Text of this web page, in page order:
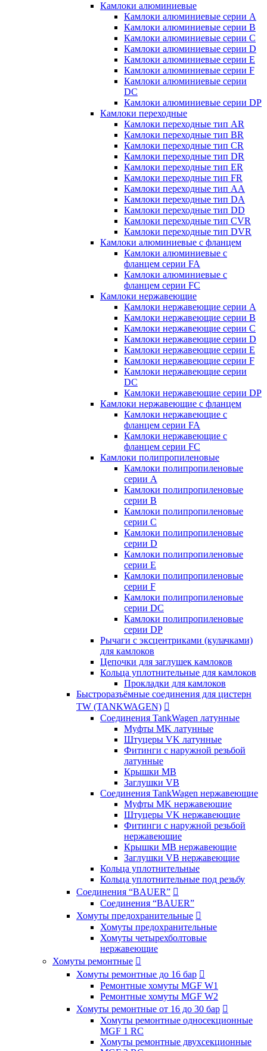
Камлоки алюминиевые
Камлоки алюминиевые серии А
Камлоки алюминиевые серии B
Камлоки алюминиевые серии C
Камлоки алюминиевые серии D
Камлоки алюминиевые серии E
Камлоки алюминиевые серии F
Камлоки алюминиевые серии
DC
Камлоки алюминиевые серии DP
Камлоки переходные
Камлоки переходные тип AR
Камлоки переходные тип BR
Камлоки переходные тип CR
Камлоки переходные тип DR
Камлоки переходные тип ER
Камлоки переходные тип FR
Камлоки переходные тип AA
Камлоки переходные тип DA
Камлоки переходные тип DD
Камлоки переходные тип CVR
Камлоки переходные тип DVR
Камлоки алюминиевые с фланцем
Камлоки алюминиевые с
фланцем серии FA
Камлоки алюминиевые с
фланцем серии FC
Камлоки нержавеющие
Камлоки нержавеющие серии А
Камлоки нержавеющие серии В
Камлоки нержавеющие серии C
Камлоки нержавеющие серии D
Камлоки нержавеющие серии E
Камлоки нержавеющие серии F
Камлоки нержавеющие серии
DC
Камлоки нержавеющие серии DP
Камлоки нержавеющие с фланцем
Камлоки нержавеющие с
фланцем серии FA
Камлоки нержавеющие с
фланцем серии FC
Камлоки полипропиленовые
Камлоки полипропиленовые
серии А
Камлоки полипропиленовые
серии B
Камлоки полипропиленовые
серии C
Камлоки полипропиленовые
серии D
Камлоки полипропиленовые
серии Е
Камлоки полипропиленовые
серии F
Камлоки полипропиленовые
серии DC
Камлоки полипропиленовые
серии DP
Рычаги с эксцентриками (кулачками)
для камлоков
Цепочки для заглушек камлоков
Кольца уплотнительные для камлоков
Прокладки для камлоков
Быстроразъёмные соединения для цистерн
TW (TANKWAGEN) 
Соединения TankWagen латунные
Муфты MK латунные
Штуцеры VK латунные
Фитинги с наружной резьбой
латунные
Крышки MB
Заглушки VB
Соединения TankWagen нержавеющие
Муфты MK нержавеющие
Штуцеры VK нержавеющие
Фитинги с наружной резьбой
нержавеющие
Крышки MB нержавеющие
Заглушки VB нержавеющие
Кольца уплотнительные
Кольца уплотнительные под резьбу
Соединения “BAUER” 
Соединения “BAUER”
Хомуты предохранительные 
Хомуты предохранительные
Хомуты четырехболтовые
нержавеющие
Хомуты ремонтные 
Хомуты ремонтные до 16 бар 
Ремонтные хомуты MGF W1
Ремонтные хомуты MGF W2
Хомуты ремонтные от 16 до 30 бар 
Хомуты ремонтные односекционные
MGF 1 RC
Хомуты ремонтные двухсекционные